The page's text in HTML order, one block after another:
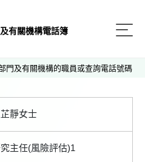
有關機構電話簿
門及有關機構的職員或查詢電話號碼
靜女士
主任(風險評估)1